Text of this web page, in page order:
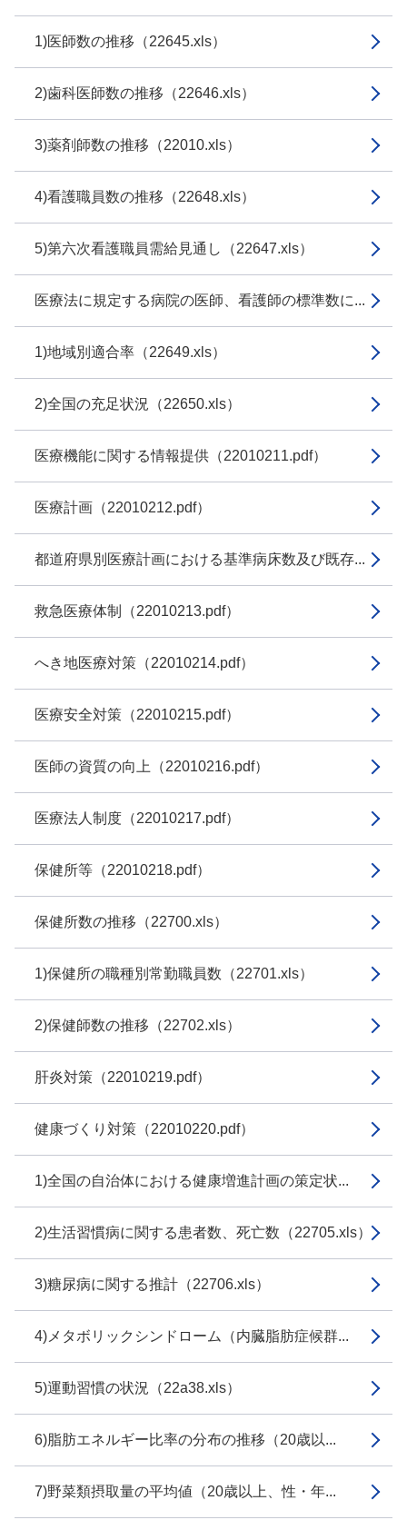
1)医師数の推移（22645.xls）
2)歯科医師数の推移（22646.xls）
3)薬剤師数の推移（22010.xls）
4)看護職員数の推移（22648.xls）
5)第六次看護職員需給見通し（22647.xls）
医療法に規定する病院の医師、看護師の標準数に...
1)地域別適合率（22649.xls）
2)全国の充足状況（22650.xls）
医療機能に関する情報提供（22010211.pdf）
医療計画（22010212.pdf）
都道府県別医療計画における基準病床数及び既存...
救急医療体制（22010213.pdf）
へき地医療対策（22010214.pdf）
医療安全対策（22010215.pdf）
医師の資質の向上（22010216.pdf）
医療法人制度（22010217.pdf）
保健所等（22010218.pdf）
保健所数の推移（22700.xls）
1)保健所の職種別常勤職員数（22701.xls）
2)保健師数の推移（22702.xls）
肝炎対策（22010219.pdf）
健康づくり対策（22010220.pdf）
1)全国の自治体における健康増進計画の策定状...
2)生活習慣病に関する患者数、死亡数（22705.xls）
3)糖尿病に関する推計（22706.xls）
4)メタボリックシンドローム（内臓脂肪症候群...
5)運動習慣の状況（22a38.xls）
6)脂肪エネルギー比率の分布の推移（20歳以...
7)野菜類摂取量の平均値（20歳以上、性・年...